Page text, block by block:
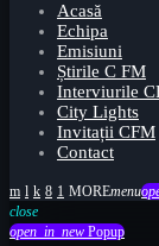
Acasă
Echipa
Emisiuni
Știrile C FM
Interviurile
City Lights
Invitații CFM
Contact
menu
close
open_in_new Popup